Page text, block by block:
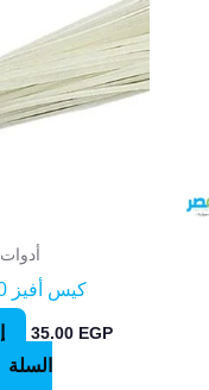
أدوات
كيس أفيز 30 سم
35.00 EGP
السلة